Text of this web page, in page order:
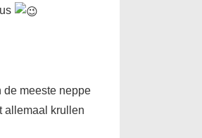
de meeste neppe
allemaal krullen